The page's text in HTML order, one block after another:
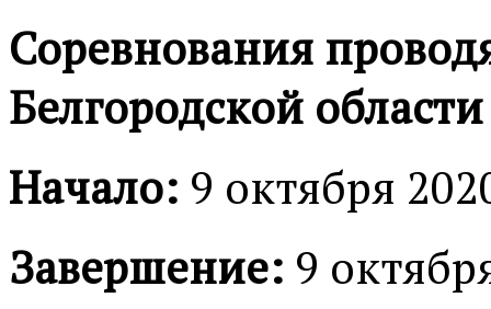
Соревнования
Белгородской области
Начало: 9 октября
Завершение: 9